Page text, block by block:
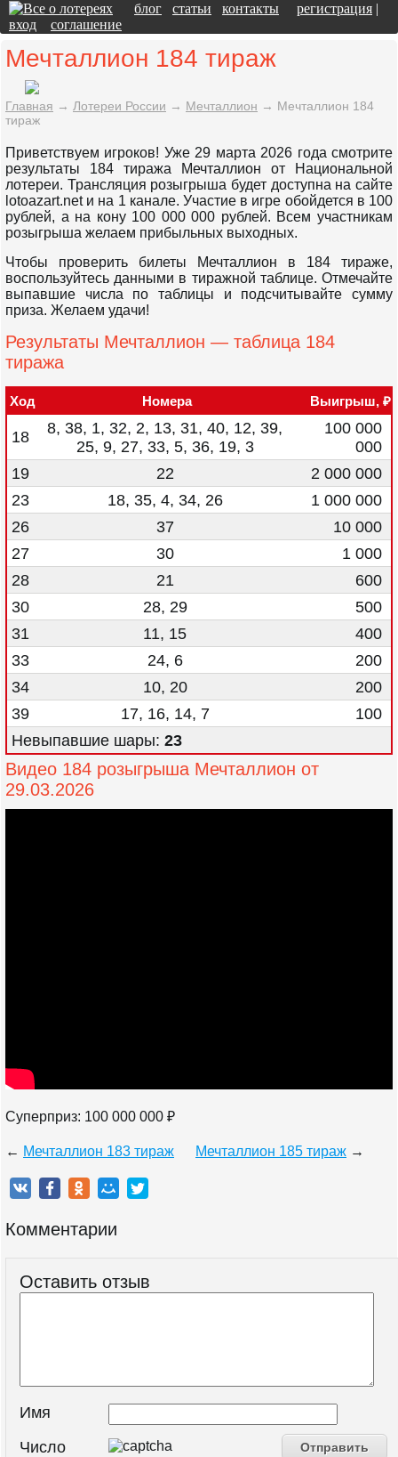
блог статьи контакты регистрация |
вход
соглашение
Мечталлион 184 тираж
Главная → Лотереи России → Мечталлион → Мечталлион 184
тираж
Приветствуем игроков! Уже 29 марта 2026 года смотрите
результаты 184 тиража Мечталлион от Национальной
лотереи. Трансляция розыгрыша будет доступна на сайте
lotoazart.net и на 1 канале. Участие в игре обойдется в 100
рублей, а на кону 100 000 000 рублей. Всем участникам
розыгрыша желаем прибыльных выходных.
Чтобы проверить билеты Мечталлион в 184 тираже,
воспользуйтесь данными в тиражной таблице. Отмечайте
выпавшие числа по таблицы и подсчитывайте сумму
приза. Желаем удачи!
Результаты Мечталлион — таблица 184
тиража
Ход Номера Выигрыш, ₽
18
8, 38, 1, 32, 2, 13, 31, 40, 12, 39,
25, 9, 27, 33, 5, 36, 19, 3
100 000
000
19
22
2 000 000
23
18, 35, 4, 34, 26
1 000 000
26
37
10 000
27
30
1 000
28
21
600
30
28, 29
500
31
11, 15
400
33
24, 6
200
34
10, 20
200
39
17, 16, 14, 7
100
Невыпавшие шары: 23
Видео 184 розыгрыша Мечталлион от
29.03.2026
Суперприз: 100 000 000 ₽
← Мечталлион 183 тираж Мечталлион 185 тираж →
Комментарии
Оставить отзыв
Имя
Число